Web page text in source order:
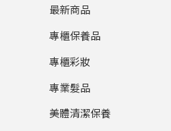
最新商品
專櫃保養品
專櫃彩妝
專業髮品
美體清潔保養